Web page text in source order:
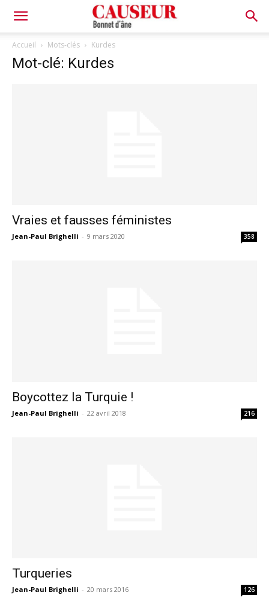
Bonnet
d'âne
Accueil Mots-clés Kurdes
Mot-clé: Kurdes
Vraies et fausses féministes
Jean-Paul Brighelli - 9 mars 2020 358
Boycottez la Turquie !
Jean-Paul Brighelli - 22 avril 2018 216
Turqueries
Jean-Paul Brighelli - 20 mars 2016 126